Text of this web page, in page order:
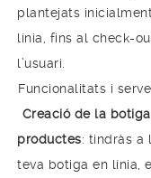
plantejats
línia, fins al check-
l’usuari.
Funcionalitats i
Creació de la
productes: tindràs a
teva botiga en línia,